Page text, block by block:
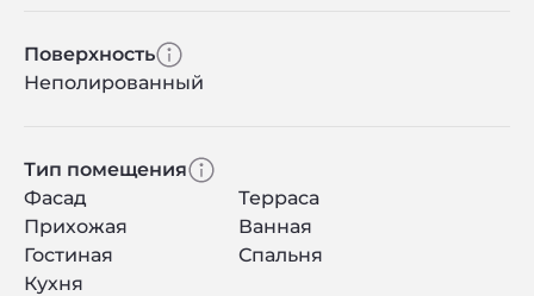
Поверхность
Неполированный
Тип помещения
Фасад
Терраса
Прихожая
Ванная
Гостиная
Спальня
Кухня